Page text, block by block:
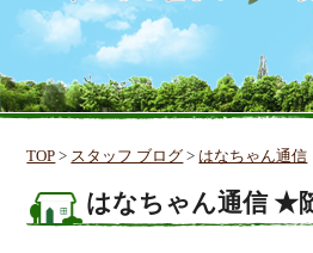
TOP > スタッフ ブログ > はなちゃん通信
はなちゃん通信 ★